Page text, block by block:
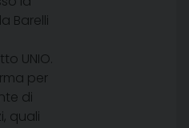
Barelli
UNIO.
per
di
quali